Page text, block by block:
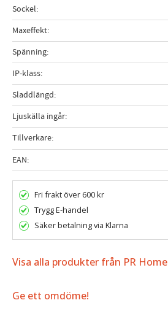
Sockel
Maxeffekt
Spänning
IP-klass
Sladdlängd
Ljuskälla ingår
Tillverkare
EAN
Fri frakt över 600 kr
Trygg E-handel
Säker betalning via Klarna
Visa alla produkter från PR Home
Ge ett omdöme!